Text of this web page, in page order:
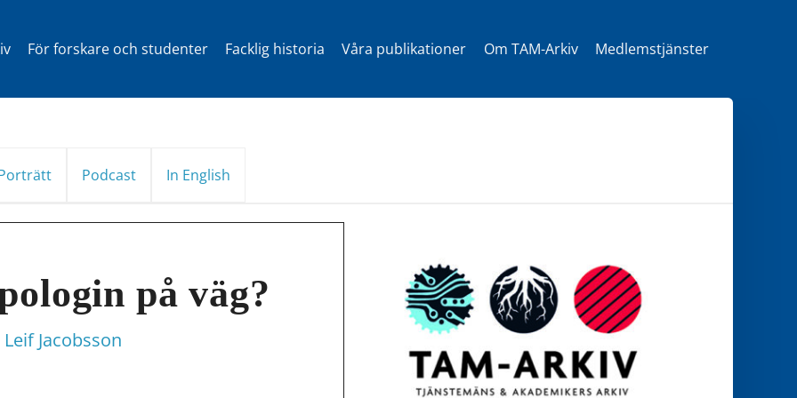
För forskare och studenter Facklig historia Våra publikationer Om TAM-Arkiv Medlemstjänster
Podcast In English
på väg?
Leif Jacobsson